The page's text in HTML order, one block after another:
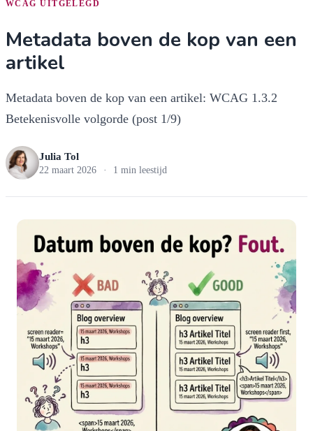
WCAG UITGELEGD
Metadata boven de kop van een
artikel
Metadata boven de kop van een artikel: WCAG 1.3.2
Betekenisvolle volgorde (post 1/9)
Julia Tol
22 maart 2026 · 1 min leestijd